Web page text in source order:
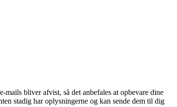
bliver afvist, så det anbefales at opbevare dine
stadig har oplysningerne og kan sende dem til dig